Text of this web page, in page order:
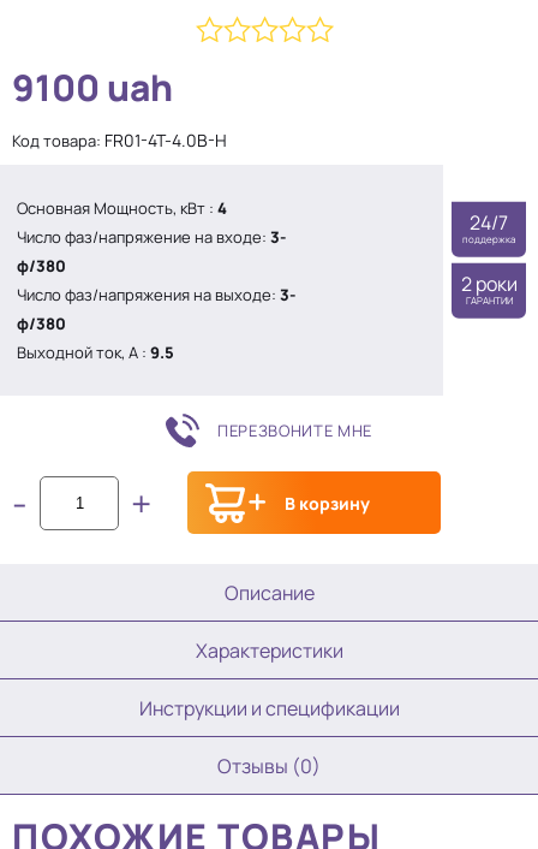
9100 uah
Код товара: FR01-4T-4.0B-H
Основная Мощность, кВт : 4
Число фаз/напряжение на входе: 3-
ф/380
Число фаз/напряжения на выходе: 3-
ф/380
Выходной ток, А : 9.5
ПЕРЕЗВОНИТЕ МНЕ
- + В корзину
24/7
поддержка
2 роки
ГАРАНТИИ
Описание
Характеристики
Инструкции и спецификации
Отзывы (0)
ПОХОЖИЕ ТОВАРЫ